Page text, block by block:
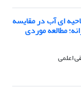
ای آب در مقایسه
مطالعه موردی
اعلمی